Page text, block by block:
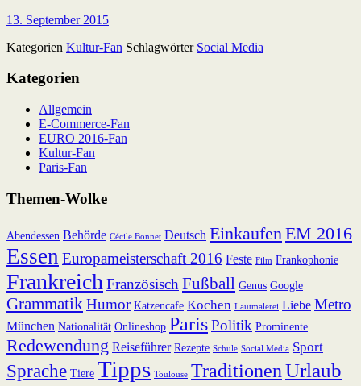
13. September 2015
Kategorien Kultur-Fan Schlagwörter Social Media
Kategorien
Allgemein
E-Commerce-Fan
EURO 2016-Fan
Kultur-Fan
Paris-Fan
Themen-Wolke
Abendessen Behörde Cécile Bonnet Deutsch Einkaufen EM 2016
Essen Europameisterschaft 2016 Feste Film Frankophonie
Frankreich Französisch Fußball Genus Google
Grammatik Humor Katzencafe Kochen Lautmalerei Liebe Metro
München Nationalität Onlineshop ParisPolitik Prominente
Redewendung Reiseführer Rezepte Schule Social Media Sport
Sprache Tiere Tipps Toulouse TraditionenUrlaub